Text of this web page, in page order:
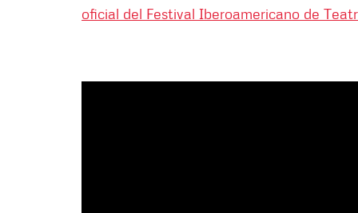
oficial del Festival Iberoamericano de